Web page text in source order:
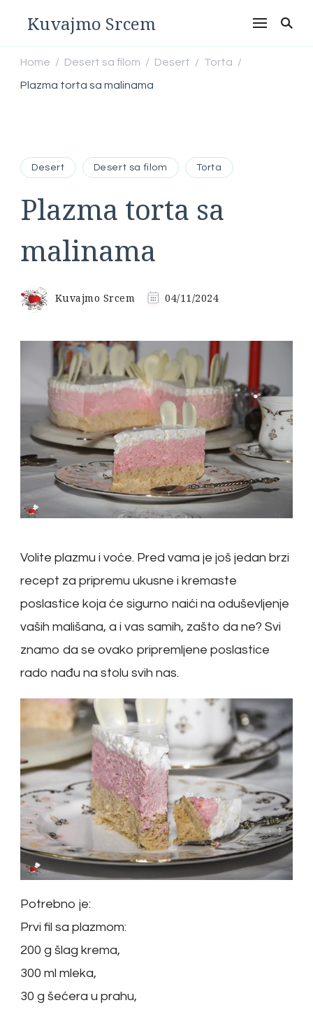
Kuvajmo Srcem
Home / Desert sa filom / Desert / Torta /
Plazma torta sa malinama
Desert Desert sa filom Torta
Plazma torta sa
malinama
Kuvajmo Srcem 04/11/2024
Volite plazmu i voće. Pred vama je još jedan brzi
recept za pripremu ukusne i kremaste
poslastice koja će sigurno naići na oduševljenje
vaših mališana, a i vas samih, zašto da ne? Svi
znamo da se ovako pripremljene poslastice
rado nađu na stolu svih nas.
Potrebno je:
Prvi fil sa plazmom:
200 g šlag krema,
300 ml mleka,
30 g šećera u prahu,